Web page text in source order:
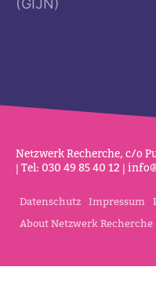
(GIJN)
Netz­werk Recherche, c/o
| Tel: 030 49 85 40 12 |
Datenschutz Impressum
About Netzwerk Recherche